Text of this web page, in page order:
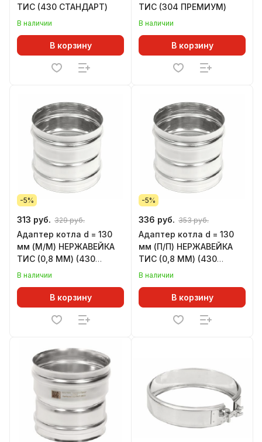
ТИС (430 СТАНДАРТ)
В наличии
В корзину
ТИС (304 ПРЕМИУМ)
В наличии
В корзину
-5%
313 руб. 329 руб.
Адаптер котла d = 130
мм (М/М) НЕРЖАВЕЙКА
ТИС (0,8 ММ) (430
СТАНДАРТ)
В наличии
В корзину
-5%
336 руб. 353 руб.
Адаптер котла d = 130
мм (П/П) НЕРЖАВЕЙКА
ТИС (0,8 ММ) (430
СТАНДАРТ)
В наличии
В корзину